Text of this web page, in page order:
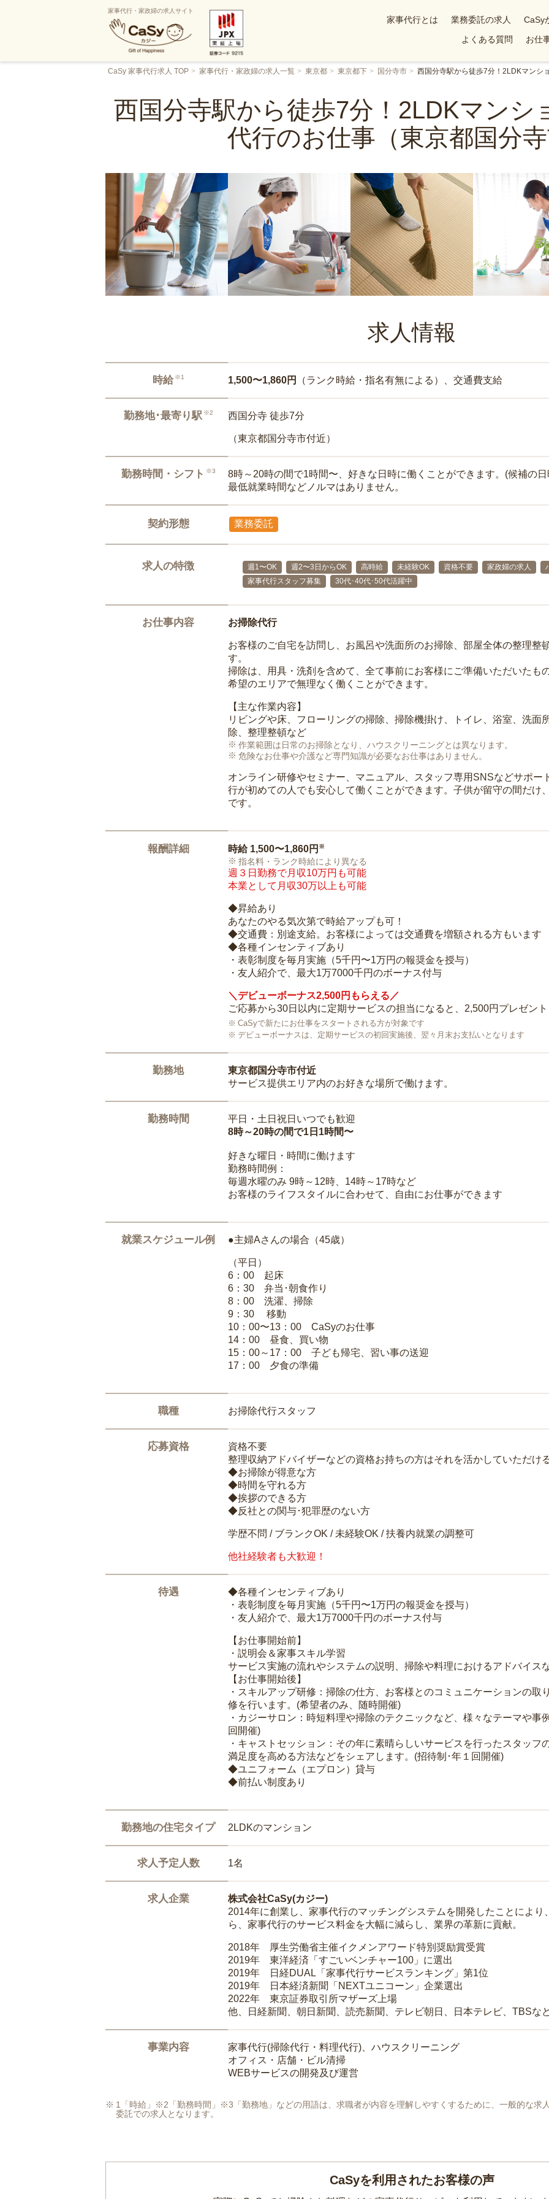
家事代行・家政婦の求人サイト
家事代行とは 業務委託の求人 CaSy
よくある質問
お仕
CaSy 家事代行求人 TOP 家事代行・家政婦の求人一覧 東京都 東京都下 国分寺市 西国分寺駅から徒歩7分！2LDKマンシ
西国分寺駅から徒歩7分！2LDKマンシ
代行のお仕事（東京都国分寺
求人情報
時給 ※1 1,500〜1,860円 （ランク時給・指名有無による）、交通費支給
勤務地･最寄り駅 ※2 西国分寺 徒歩7分
（東京都国分寺市付近）
勤務時間・シフト ※3
8時～20時の間で1時間〜、好きな日時に働くことができます。(候補の
最低就業時間などノルマはありません。
契約形態 業務委託
求人の特徴 週1〜OK 週2〜3日からOK 高時給 未経験OK 資格不要 家政婦の求人
家事代行スタッフ募集
30代･40代･50代活躍中
お仕事内容 お掃除代行
お客様のご自宅を訪問し、お風呂や洗面所のお掃除、部屋全体の整理整
す。
掃除は、用具・洗剤を含めて、全て事前にお客様にご準備いただいたも
希望のエリアで無理なく働くことができます。
【主な作業内容】
リビングや床、フローリングの掃除、掃除機掛け、トイレ、浴室、洗面
除、整理整頓など
作業範囲は日常のお掃除となり、ハウスクリーニングとは異なります。
危険なお仕事や介護など専門知識が必要なお仕事はありません。
オンライン研修やセミナー、マニュアル、スタッフ専用SNSなどサポー
行が初めての人でも安心して働くことができます。子供が留守の間だけ
です。
報酬詳細 時給 1,500〜1,860円 ※
指名料・ランク時給により異なる
週３日勤務で月収10万円も可能
本業として月収30万以上も可能
◆昇給あり
あなたのやる気次第で時給アップも可！
◆交通費：別途支給。お客様によっては交通費を増額される方もいます
◆各種インセンティブあり
・表彰制度を毎月実施（5千円〜1万円の報奨金を授与）
・友人紹介で、最大1万7000千円のボーナス付与
＼デビューボーナス2,500円もらえる／
ご応募から30日以内に定期サービスの担当になると、2,500円プレゼント
CaSyで新たにお仕事をスタートされる方が対象です
デビューボーナスは、定期サービスの初回実施後、翌々月末お支払いとなります
勤務地
東京都国分寺市付近
サービス提供エリア内のお好きな場所で働けます。
勤務時間
平日・土日祝日いつでも歓迎
8時～20時の間で1日1時間〜
好きな曜日・時間に働けます
勤務時間例：
毎週水曜のみ 9時～12時、14時～17時など
お客様のライフスタイルに合わせて、自由にお仕事ができます
就業スケジュール例 ●主婦Aさんの場合（45歳）
（平日）
6：00 起床
6：30 弁当･朝食作り
8：00 洗濯、掃除
9：30 移動
10：00〜13：00 CaSyのお仕事
14：00 昼食、買い物
15：00～17：00 子ども帰宅、習い事の送迎
17：00 夕食の準備
職種 お掃除代行スタッフ
応募資格
資格不要
整理収納アドバイザーなどの資格お持ちの方はそれを活かしていただけ
◆お掃除が得意な方
◆時間を守れる方
◆挨拶のできる方
◆反社との関与･犯罪歴のない方
学歴不問 / ブランクOK / 未経験OK / 扶養内就業の調整可
他社経験者も大歓迎！
待遇
◆各種インセンティブあり
・表彰制度を毎月実施（5千円〜1万円の報奨金を授与）
・友人紹介で、最大1万7000千円のボーナス付与
【お仕事開始前】
・説明会＆家事スキル学習
サービス実施の流れやシステムの説明、掃除や料理におけるアドバイス
【お仕事開始後】
・スキルアップ研修：掃除の仕方、お客様とのコミュニケーションの
修を行います。(希望者のみ、随時開催)
・カジーサロン：時短料理や掃除のテクニックなど、様々なテーマや事
回開催)
・キャストセッション：その年に素晴らしいサービスを行ったスタッ
満足度を高める方法などをシェアします。(招待制･年１回開催)
◆ユニフォーム（エプロン）貸与
◆前払い制度あり
勤務地の住宅タイプ 2LDKのマンション
求人予定人数 1名
求人企業
株式会社CaSy(カジー)
2014年に創業し、家事代行のマッチングシステムを開発したことによ
ら、家事代行のサービス料金を大幅に減らし、業界の革新に貢献。
2018年 厚生労働省主催イクメンアワード特別奨励賞受賞
2019年 東洋経済「すごいベンチャー100」に選出
2019年 日経DUAL「家事代行サービスランキング」第1位
2019年 日本経済新聞「NEXTユニコーン」企業選出
2022年 東京証券取引所マザーズ上場
他、日経新聞、朝日新聞、読売新聞、テレビ朝日、日本テレビ、TBSな
事業内容
家事代行(掃除代行・料理代行)、ハウスクリーニング
オフィス・店舗・ビル清掃
WEBサービスの開発及び運営
1「時給」※2「勤務時間」※3「勤務地」などの用語は、求職者が内容を理解しやすくするために、一般的な求
委託での求人となります。
CaSyを利用されたお客様の声